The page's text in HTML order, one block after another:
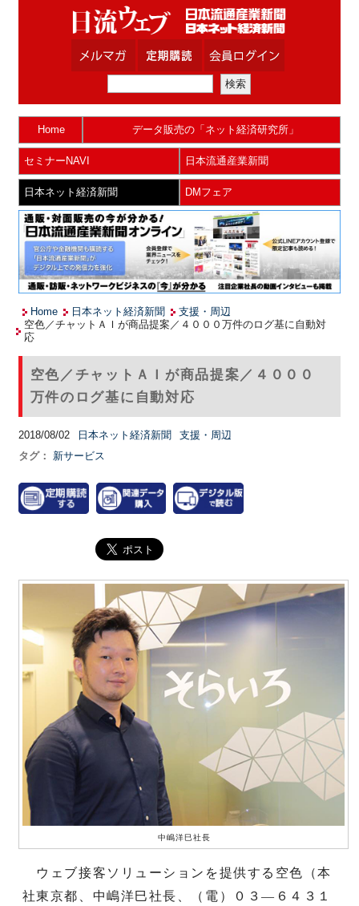
Home データ販売の「ネット経済研究所」
セミナーNAVI 日本流通産業新聞
日本ネット経済新聞 DMフェア
Home 日本ネット経済新聞
支援・周辺
空色／チャットＡＩが商品提案／４０００万件のログ基に自動対
応
空色／チャットＡＩが商品提案／４０００
万件のログ基に自動対応
2018/08/02 日本ネット経済新聞
支援・周辺
タグ：
新サービス
中嶋洋巳社長
ウェブ接客ソリューションを提供する空色（本
社東京都、中嶋洋巳社長、（電）０３—６４３１